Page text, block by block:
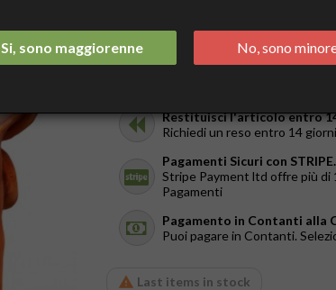
Ricevilo in giornata.
Restituisci l'articolo entro
Richiedi un reso entro 14
Pagamenti Sicuri con STRIPE.
Stripe Payment ltd offre più di
Pagamenti
Pagamento in Contanti alla
Puoi pagare in Contanti.
Last items in stock
Si, sono maggiorenne No, sono